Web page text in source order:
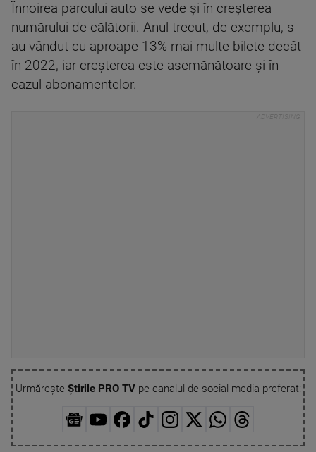
Înnoirea parcului auto se vede și în creșterea
numărului de călătorii. Anul trecut, de exemplu, s-
au vândut cu aproape 13% mai multe bilete decât
în 2022, iar creșterea este asemănătoare și în
cazul abonamentelor.
Urmărește Știrile PRO TVpe canalul de social media preferat: